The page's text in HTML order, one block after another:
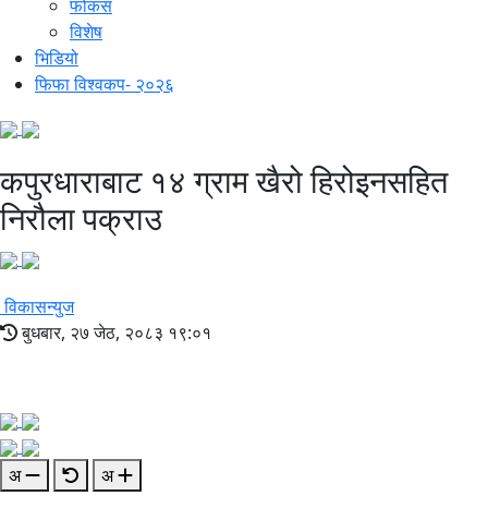
फोकस
विशेष
भिडियो
फिफा विश्वकप- २०२६
कपुरधाराबाट १४ ग्राम खैरो हिरोइनसहित
निरौला पक्राउ
विकासन्युज
बुधबार, २७ जेठ, २०८३ १९:०१
अ
अ